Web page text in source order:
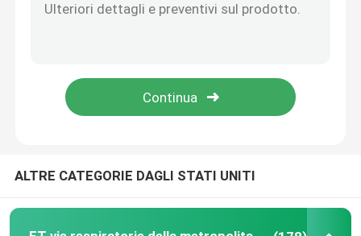
Metropolitana rinofaringea della via aerea
Metropolitana bronchiale del doppio lume
Monitor di pressione della via aerea
ALTRE CATEGORIE DAGLI STATI UNITI